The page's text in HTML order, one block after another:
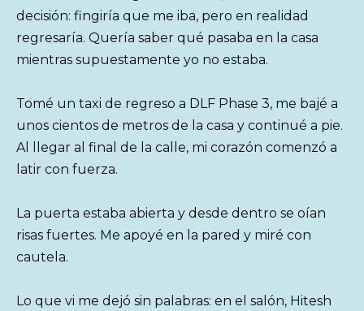
decisión: fingiría que me iba, pero en realidad
regresaría. Quería saber qué pasaba en la casa
mientras supuestamente yo no estaba.
Tomé un taxi de regreso a DLF Phase 3, me bajé a
unos cientos de metros de la casa y continué a pie.
Al llegar al final de la calle, mi corazón comenzó a
latir con fuerza.
La puerta estaba abierta y desde dentro se oían
risas fuertes. Me apoyé en la pared y miré con
cautela.
Lo que vi me dejó sin palabras: en el salón, Hitesh